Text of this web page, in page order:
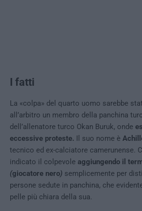
I fatti
La «colpa» del quarto uomo sarebbe
all’arbitro un membro della panchina
dell’allenatore turco Okan Buruk, onde
eccessive proteste. Il suo nome è
tecnico ed ex-calciatore camerunense.
indicato il colpevole aggiungendo il
(giocatore nero) semplicemente per
persone sedute in panchina, che
pelle più chiara della sua.